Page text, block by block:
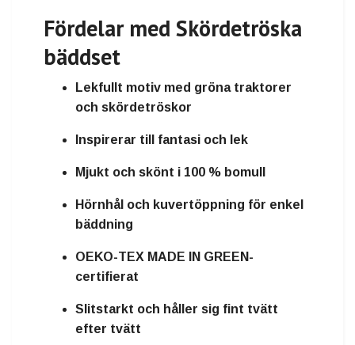
Fördelar med Skördetröska
bäddset
Lekfullt motiv med gröna traktorer
och skördetröskor
Inspirerar till fantasi och lek
Mjukt och skönt i 100 % bomull
Hörnhål och kuvertöppning för enkel
bäddning
OEKO-TEX MADE IN GREEN-
certifierat
Slitstarkt och håller sig fint tvätt
efter tvätt